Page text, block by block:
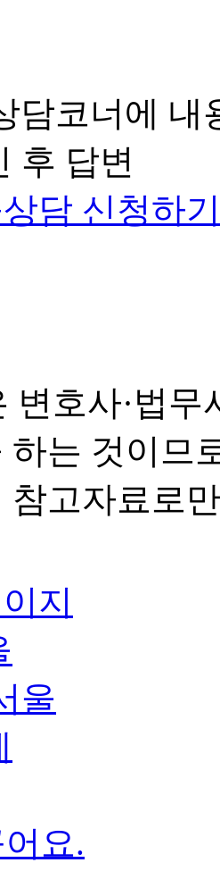
담코너에 내
후 답변
담 신청하기
지
울
요.